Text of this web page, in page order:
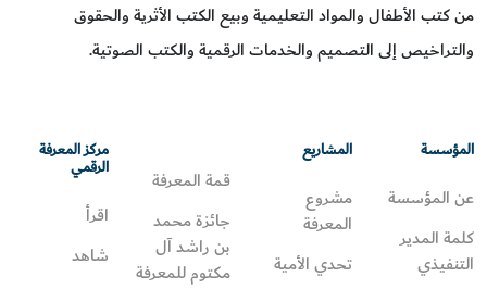
من كتب الأطفال والمواد التعليمية وبيع الكتب الأثرية والحقوق
والتراخيص إلى التصميم والخدمات الرقمية والكتب الصوتية.
المؤسسة
عن المؤسسة
كلمة المدير
التنفيذي
المشاريع
مشروع
المعرفة
تحدي الأمية
قمة المعرفة
جائزة محمد
بن راشد آل
مكتوم للمعرفة
مركز المعرفة
الرقمي
اقرأ
شاهد